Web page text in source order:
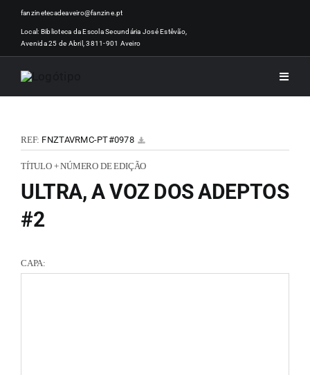
Skip
content
fanzinetecadeaveiro@fanzine.pt
Local: Biblioteca da Escola Secundária José Estêvão,
Avenida 25 de Abril, 3811-901 Aveiro
Toggle
REF: FNZTAVRMC-PT#0978
TÍTULO + NÚMERO DE EDIÇÃO
ULTRA, A VOZ DOS ADEPTOS
#2
CAPA: